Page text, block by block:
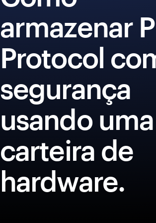
armazenar
Protocol
segurança
usando uma
carteira de
hardware.